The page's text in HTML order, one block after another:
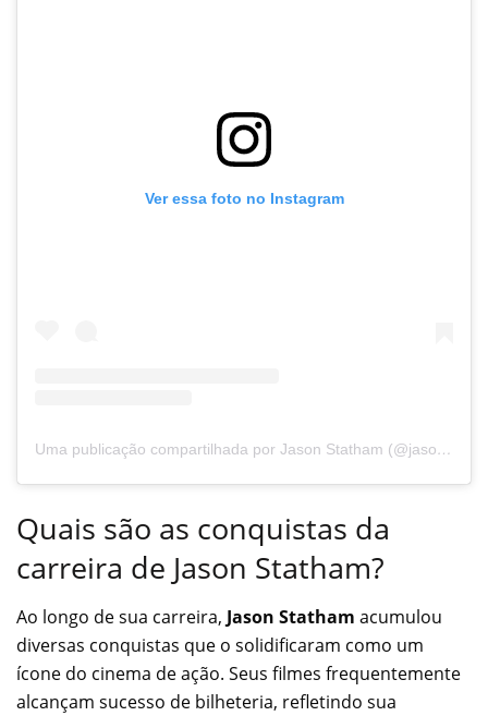
Ver essa foto no Instagram
Uma publicação compartilhada por Jason Statham (@jasonstatham)
Quais são as conquistas da
carreira de Jason Statham?
Ao longo de sua carreira, Jason Statham acumulou
diversas conquistas que o solidificaram como um
ícone do cinema de ação. Seus filmes frequentemente
alcançam sucesso de bilheteria, refletindo sua